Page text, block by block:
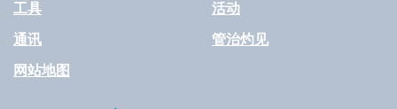
工具 活动
通讯 管治灼见
网站地图